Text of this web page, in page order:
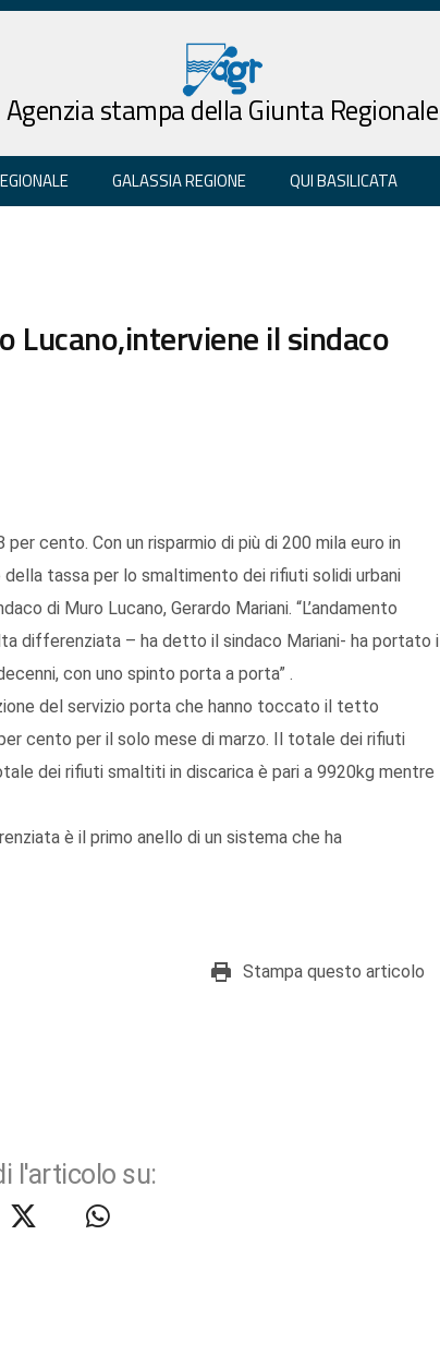
Agenzia stampa della Giunta Regionale
GALASSIA REGIONE QUI BASILICATA
Lucano,interviene il sindaco
cento. Con un risparmio di più di 200 mila euro in
tassa per lo smaltimento dei rifiuti solidi urbani
di Muro Lucano, Gerardo Mariani. “L’andamento
differenziata – ha detto il sindaco Mariani- ha portato i
con uno spinto porta a porta” .
del servizio porta che hanno toccato il tetto
cento per il solo mese di marzo. Il totale dei rifiuti
dei rifiuti smaltiti in discarica è pari a 9920kg mentre
è il primo anello di un sistema che ha
Stampa questo articolo
l'articolo su: